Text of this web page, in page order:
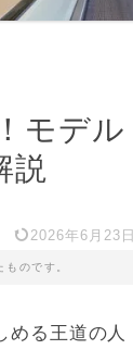
モデル
説
2026年6月23日
のです。
める王道の人